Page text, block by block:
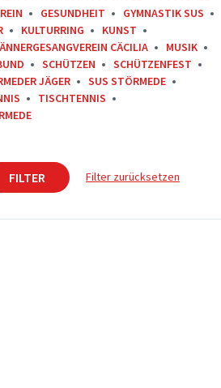
GESUNDHEIT
GYMNASTIK SUS
KULTURRING
KUNST
CÄCILIA
MUSIK
SCHÜTZEN
SCHÜTZENFEST
JÄGER
SUS STÖRMEDE
TISCHTENNIS
FILTER Filter zurücksetzen